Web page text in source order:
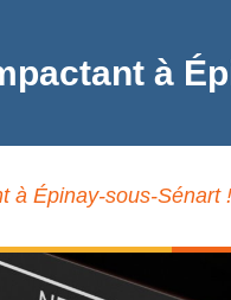
à
à Épinay-sous-Sénart !